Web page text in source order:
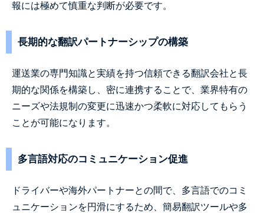
報には極めて慎重な判断が必要です。
長期的な翻訳パートナーシップの構築
運送業の専門知識と実績を持つ信頼できる翻訳会社と長
期的な関係を構築し、密に連携することで、業界特有の
ニーズや法規制の変更に迅速かつ柔軟に対応してもらう
ことが可能になります。
多言語対応のコミュニケーション促進
ドライバーや海外パートナーとの間で、多言語でのコミ
ュニケーションを円滑にするため、簡易翻訳ツールや多